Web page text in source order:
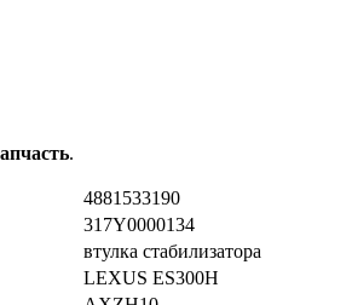
.
4881533190
317Y0000134
втулка стабилизатора
LEXUS ES300H